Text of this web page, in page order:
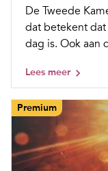
De Tweede
dat betekent
dag is. Ook aan
Lees meer
Premium